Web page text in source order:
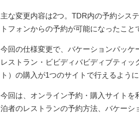
主な変更内容は2つ。TDR内の予約シス
トフォンからの予約が可能になったこと
今回の仕様変更で、バケーションパッ
レストラン・ビビディバビディブティ
ト）の購入が1つのサイトで行えるように
今回は、オンライン予約・購入サイト
泊者のレストランの予約方法、バケーシ